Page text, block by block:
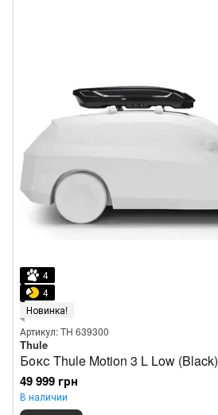
4
4
Новинка!
Артикул: TH 639300
Thule
Бокс Thule Motion 3 L Low (Black)
49 999 грн
В наличии